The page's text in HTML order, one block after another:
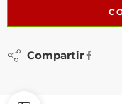
Compartir